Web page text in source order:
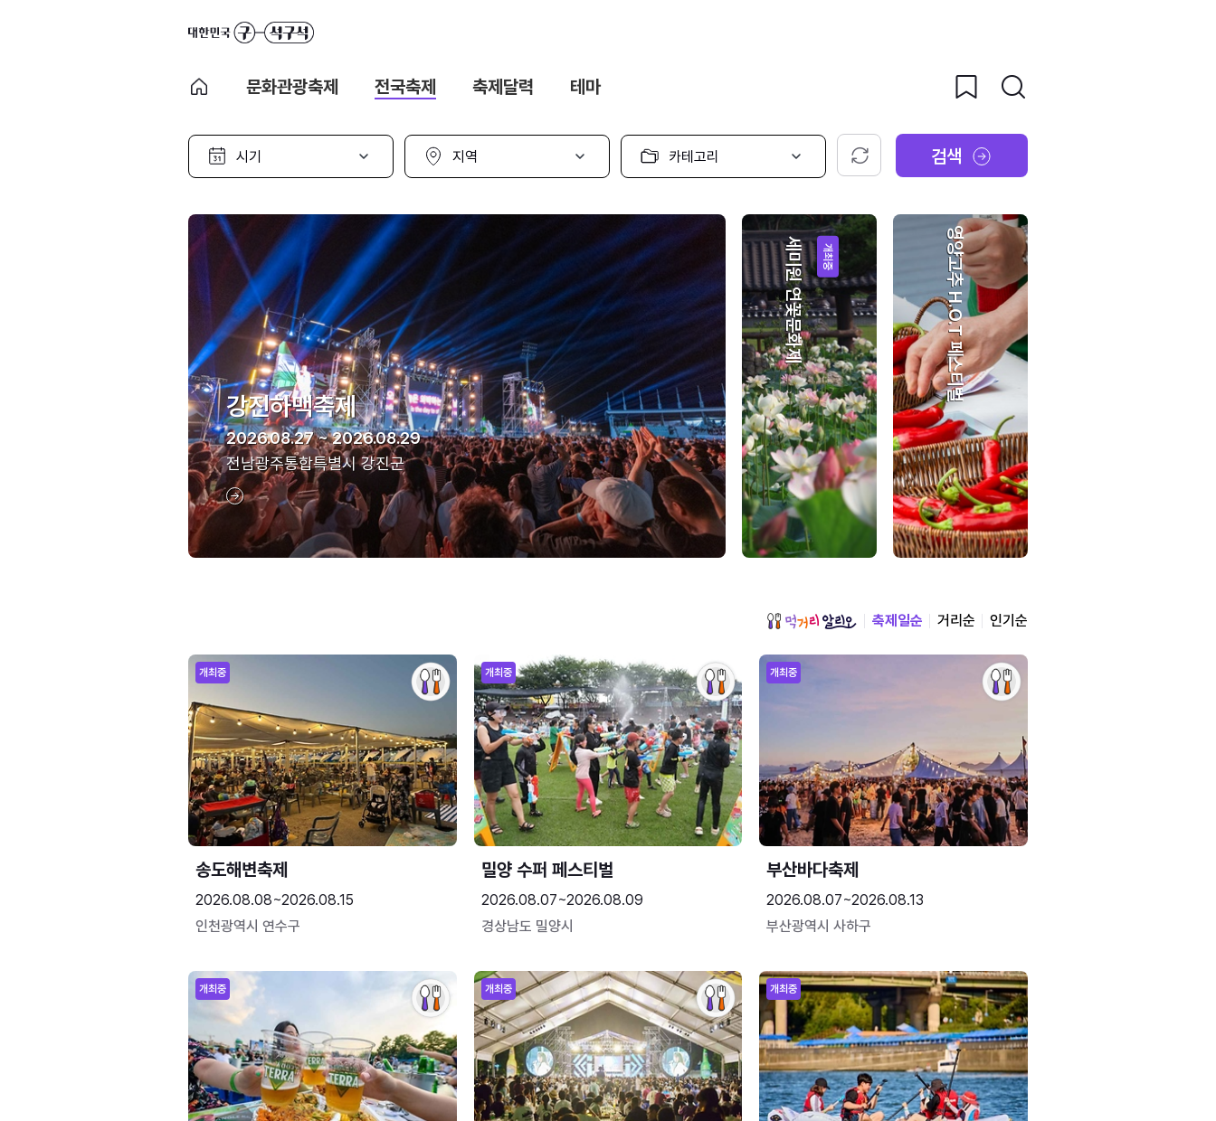
문화관광축제 전국축제 축제달력 테마
시
선
지
선
카
고
선
택
초기화 검색
강진하맥축제
2026.08.27 ~ 2026.08.29
전남광주통합특별시 강진군
개최중
세미원 연꽃문화제 영양고추 H.O.T 페스티벌
축제일순 거리순 인기순
개최중
송도해변축제
2026.08.08~2026.08.15
인천광역시 연수구
개최중
밀양 수퍼 페스티벌
2026.08.07~2026.08.09
경상남도 밀양시
개최중
부산바다축제
2026.08.07~2026.08.13
부산광역시 사하구
개최중 개최중 개최중